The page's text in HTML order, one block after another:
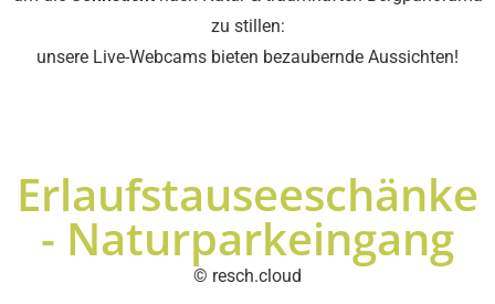
zu stillen:
unsere Live-Webcams bieten bezaubernde Aussichten!
Erlaufstauseeschänke
- Naturparkeingang
© resch.cloud